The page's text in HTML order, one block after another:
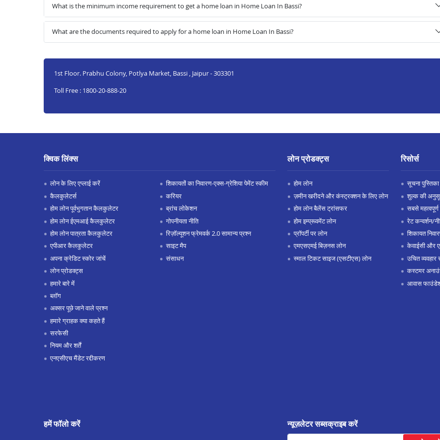
What is the minimum income requirement to get a home loan in Home Loan In Bassi?
What are the documents required to apply for a home loan in Home Loan In Bassi?
1st Floor. Prabhu Colony, Potlya Market, Bassi , Jaipur - 303301
Toll Free : 1800-20-888-20
क्विक लिंक्स
लोन के लिए एप्लाई करें
कैलकुलेटर्स
होम लोन पूर्वभुगतान कैलकुलेटर
होम लोन ईएमआई कैलकुलेटर
होम लोन पात्रता कैलकुलेटर
एपीआर कैलकुलेटर
अपना क्रेडिट स्कोर जांचें
लोन प्रोडक्ट्स
हमारे बारे में
ब्लॉग
अक्सर पूछे जाने वाले प्रश्न
हमारे ग्राहक क्या कहते हैं
सरफेसी
नियम और शर्तें
एनएसीएच मैंडेट रद्दीकरण
शिकायतों का निवारण-एक्स-ग्रेशिया पेमेंट स्कीम
करियर
ब्रांच लोकेशन
गोपनीयता नीति
रिज़ॉल्यूशन फ्रेमवर्क 2.0 सामान्य प्रश्न
साइट मैप
संसाधन
लोन प्रोडक्ट्स
होम लोन
ज़मीन खरीदने और कंस्ट्रक्शन के लिए लोन
होम लोन बैलेंस ट्रांसफर
होम इम्प्रूवमेंट लोन
प्रॉपर्टी पर लोन
एमएसएमई बिज़नस लोन
स्माल टिकट साइज (एसटीएस) लोन
रिसोर्स
सूचना पुस्तिका
शुल्क की
सबसे महत्वपूर्ण
रेट कन्वर्शन/
शिकायत
केवाईसी और
उचित व्यवहार
कस्टमर
आवास
हमें फॉलो करें
न्यूज़लेटर सब्सक्राइब करें